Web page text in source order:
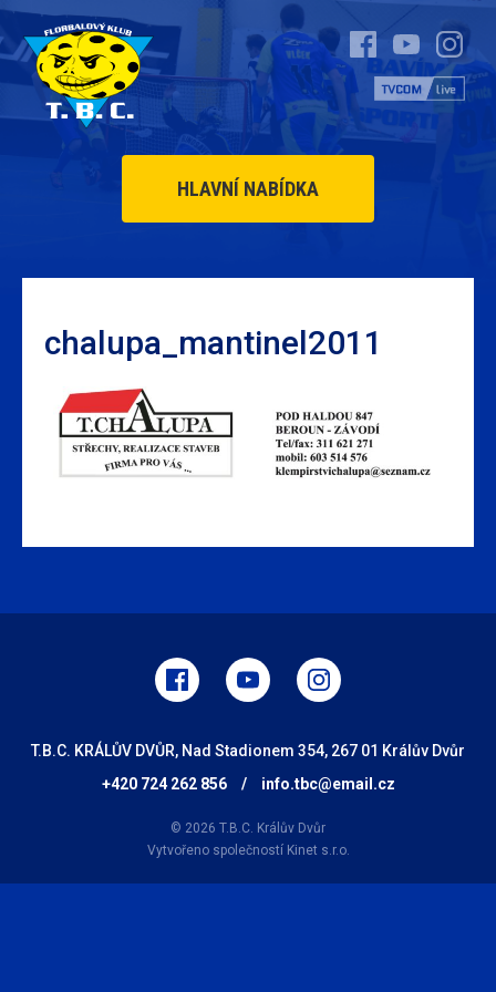
HLAVNÍ NABÍDKA
chalupa_mantinel2011
T.B.C. KRÁLŮV DVŮR, Nad Stadionem 354, 267 01 Králův Dvůr
+420 724 262 856
/ info.tbc@email.cz
© 2026 T.B.C. Králův Dvůr
Vytvořeno společností Kinet s.r.o.